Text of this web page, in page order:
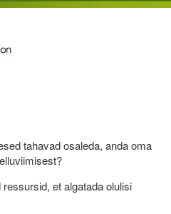
tahavad osaleda, anda oma
et algatada olulisi